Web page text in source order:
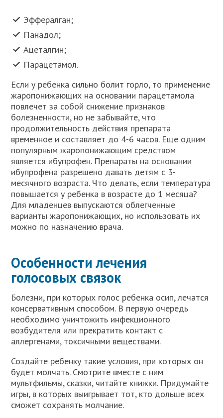
Эффералган;
Панадол;
Ацеталгин;
Парацетамол.
Если у ребенка сильно болит горло, то применение
жаропонижающих на основании парацетамола
повлечет за собой снижение признаков
болезненности, но не забывайте, что
продолжительность действия препарата
временное и составляет до 4-6 часов. Еще одним
популярным жаропонижающим средством
является ибупрофен. Препараты на основании
ибупрофена разрешено давать детям с 3-
месячного возраста. Что делать, если температура
повышается у ребенка в возрасте до 1 месяца?
Для младенцев выпускаются облегченные
варианты жаропонижающих, но использовать их
можно по назначению врача.
Особенности лечения
голосовых связок
Болезни, при которых голос ребенка осип, лечатся
консервативным способом. В первую очередь
необходимо уничтожить инфекционного
возбудителя или прекратить контакт с
аллергенами, токсичными веществами.
Создайте ребенку такие условия, при которых он
будет молчать. Смотрите вместе с ним
мультфильмы, сказки, читайте книжки. Придумайте
игры, в которых выигрывает тот, кто дольше всех
сможет сохранять молчание.